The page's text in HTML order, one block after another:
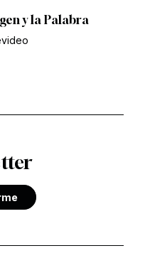
y la Palabra